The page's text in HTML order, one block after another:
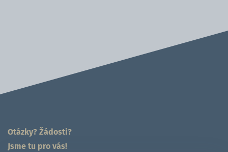
Otázky? Žádosti?
Jsme tu pro vás!